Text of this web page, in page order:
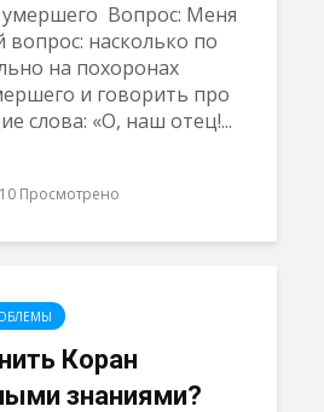
умершего Вопрос: Меня
вопрос: насколько по
на похоронах
и говорить про
слова: «О, наш отец!...
Просмотрено
Коран
знаниями?